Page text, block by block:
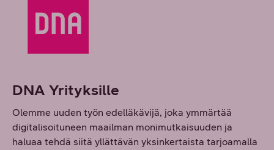
DNA Yrityksille
Olemme uuden työn edelläkävijä, joka ymmärtää
digitalisoituneen maailman monimutkaisuuden ja
haluaa tehdä siitä yllättävän yksinkertaista tarjoamalla